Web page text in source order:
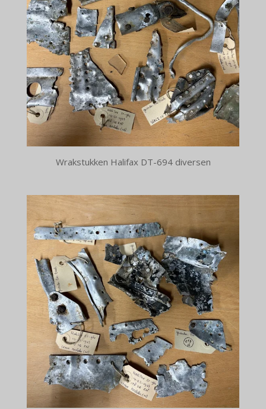
Wrakstukken Halifax DT-694 diversen